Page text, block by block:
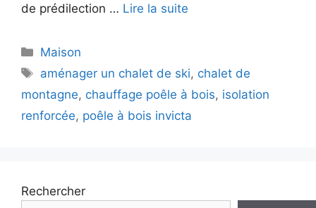
de prédilection … Lire la suite
Catégories
Maison
Étiquettes
aménager un chalet de ski, chalet de
montagne, chauffage poêle à bois, isolation
renforcée, poêle à bois invicta
Rechercher